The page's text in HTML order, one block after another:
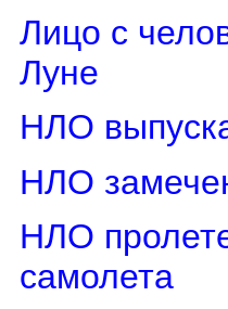
Лицо с
Луне
НЛО
НЛО
НЛО
самолета